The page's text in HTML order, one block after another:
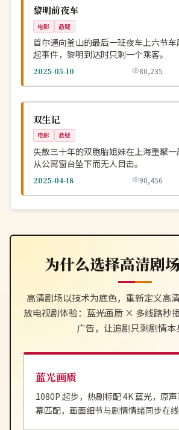
韩国
黎明前夜车
电影 悬疑
首尔通向釜山的最后一班夜车上六节
起事件，黎明到达时只剩一个乘客。
2025-05-10 80,235
中国
双生记
电影 悬疑
失散三十年的双胞胎姐妹在上海重聚
从公寓窗台坠下而无人目击。
2025-04-18 90,456
为什么选择高清剧
高清剧场以技术为底色，重新定义高
放电视剧体验：蓝光画质 × 多线路秒
广告，让追剧只剩剧情本
蓝光画质
1080P 起步，热剧标配 4K 蓝光，原
幕匹配，画面细节与剧情情绪同步在线